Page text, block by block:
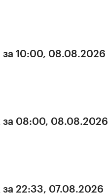
за 10:00, 08.08.2026
за 08:00, 08.08.2026
за 22:33, 07.08.2026